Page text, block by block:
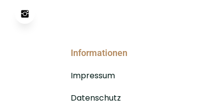
Informationen
Impressum
Datenschutz